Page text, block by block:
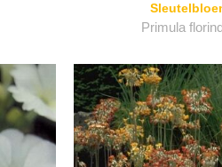
Primula